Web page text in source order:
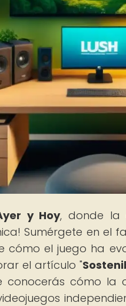
y Hoy, donde la
Sumérgete en el
el juego ha
el artículo "
conocerás cómo la